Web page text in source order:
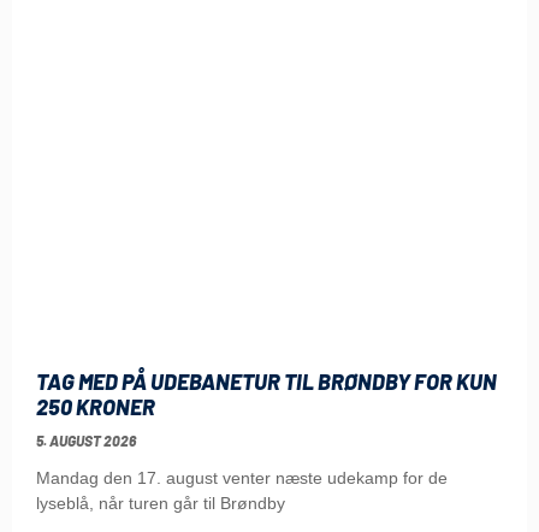
TAG MED PÅ UDEBANETUR TIL BRØNDBY FOR KUN
250 KRONER
5. AUGUST 2026
Mandag den 17. august venter næste udekamp for de
lyseblå, når turen går til Brøndby